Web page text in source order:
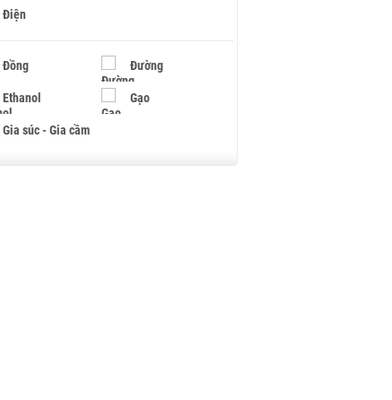
Điện
Đồng Đường
Ethanol Gạo
Gia súc - Gia cầm